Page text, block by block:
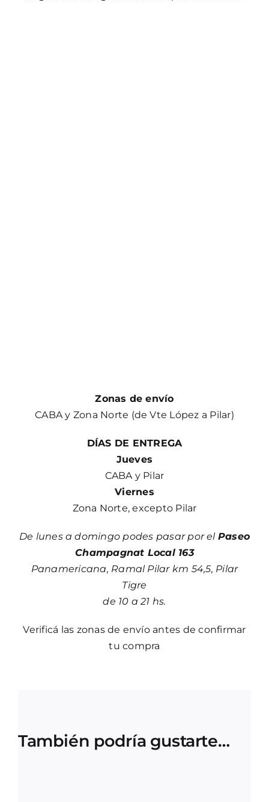
Zonas de envío
CABA y Zona Norte (de Vte López a Pilar)
DÍAS DE ENTREGA
Jueves
CABA y Pilar
Viernes
Zona Norte, excepto Pilar
De lunes a domingo podes pasar por el Paseo
Champagnat Local 163
Panamericana, Ramal Pilar km 54,5, Pilar
Tigre
de 10 a 21 hs.
Verificá las zonas de envío antes de confirmar
tu compra
También podría gustarte…